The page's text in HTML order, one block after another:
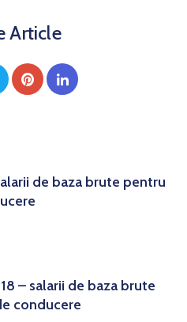
Article
de baza brute pentru
– salarii de baza brute
conducere